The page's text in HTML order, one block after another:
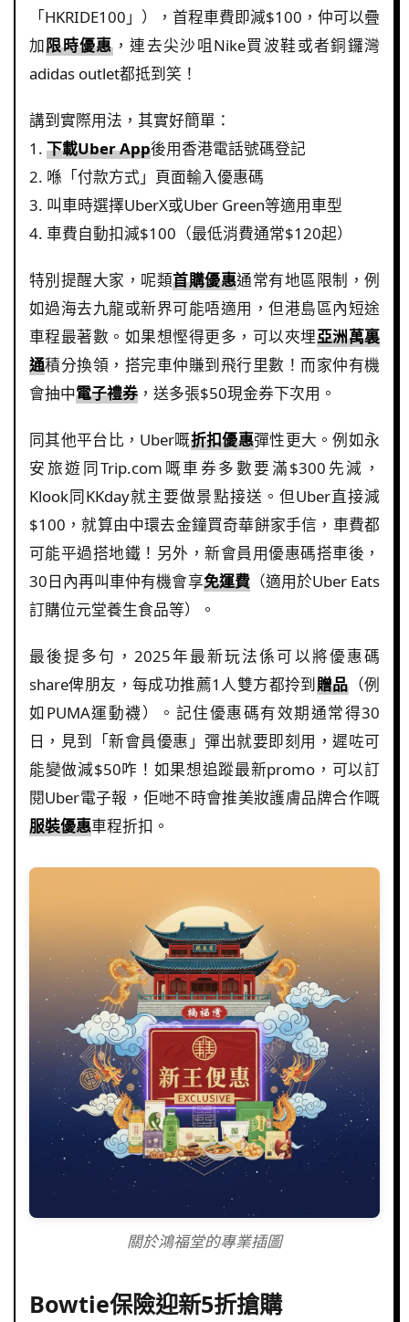
「HKRIDE100」），首程車費即減$100，仲可以疊
加限時優惠，連去尖沙咀Nike買波鞋或者銅鑼灣
adidas outlet都抵到笑！
講到實際用法，其實好簡單：
1. 下載Uber App後用香港電話號碼登記
2. 喺「付款方式」頁面輸入優惠碼
3. 叫車時選擇UberX或Uber Green等適用車型
4. 車費自動扣減$100（最低消費通常$120起）
特別提醒大家，呢類首購優惠通常有地區限制，例
如過海去九龍或新界可能唔適用，但港島區內短途
車程最著數。如果想慳得更多，可以夾埋亞洲萬裏
通積分換領，搭完車仲賺到飛行里數！而家仲有機
會抽中電子禮券，送多張$50現金券下次用。
同其他平台比，Uber嘅折扣優惠彈性更大。例如永
安旅遊同Trip.com嘅車券多數要滿$300先減，
Klook同KKday就主要做景點接送。但Uber直接減
$100，就算由中環去金鐘買奇華餅家手信，車費都
可能平過搭地鐵！另外，新會員用優惠碼搭車後，
30日內再叫車仲有機會享免運費（適用於Uber Eats
訂購位元堂養生食品等）。
最後提多句，2025年最新玩法係可以將優惠碼
share俾朋友，每成功推薦1人雙方都拎到贈品（例
如PUMA運動襪）。記住優惠碼有效期通常得30
日，見到「新會員優惠」彈出就要即刻用，遲咗可
能變做減$50咋！如果想追蹤最新promo，可以訂
閱Uber電子報，佢哋不時會推美妝護膚品牌合作嘅
服裝優惠車程折扣。
關於鴻福堂的專業插圖
Bowtie保險迎新5折搶購